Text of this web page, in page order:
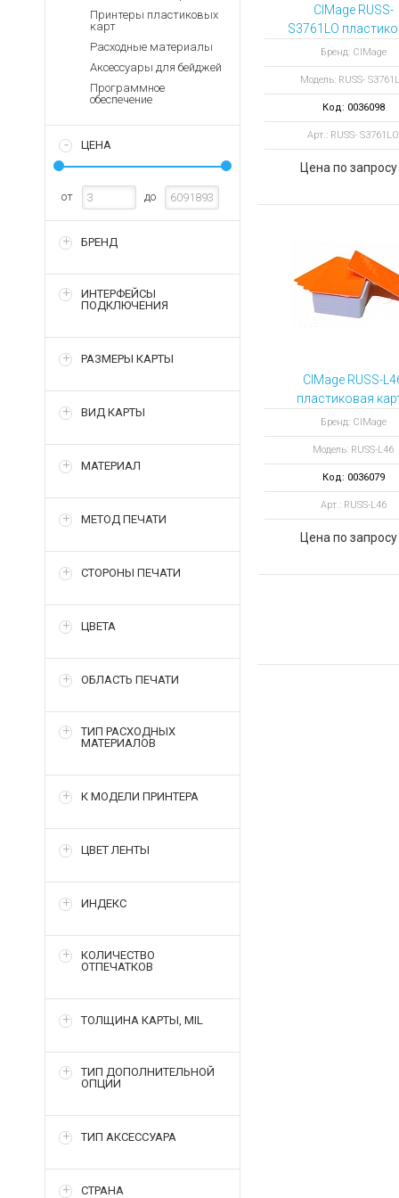
Запасные
части
Терминалы
оплаты
Архивные
Аккумуляторы для
Зарядные устройства
Архивные товары
Принтеры пластиковых
карт
Расходные материалы
Аксессуары для бейджей
Программное
обеспечение
ЦЕНА
от до
БРЕНД
ИНТЕРФЕЙСЫ
ПОДКЛЮЧЕНИЯ
РАЗМЕРЫ КАРТЫ
ВИД КАРТЫ
МАТЕРИАЛ
МЕТОД ПЕЧАТИ
СТОРОНЫ ПЕЧАТИ
ЦВЕТА
ОБЛАСТЬ ПЕЧАТИ
ТИП РАСХОДНЫХ
МАТЕРИАЛОВ
К МОДЕЛИ ПРИНТЕРА
ЦВЕТ ЛЕНТЫ
ИНДЕКС
КОЛИЧЕСТВО
ОТПЕЧАТКОВ
ТОЛЩИНА КАРТЫ, MIL
ТИП ДОПОЛНИТЕЛЬНОЙ
ОПЦИИ
ТИП АКСЕССУАРА
СТРАНА
CIMage RUSS-
S3761LO
карта с
полосой
Бренд: CIMage
Модель: RUSS-
Код: 0036098
Арт.: RUSS- S3761LO
Цена по запросу
CIMage RUSS-
пластиковая
цвет ярко-
Бренд: CIMage
Модель: RUSS-L46
Код: 0036079
Арт.: RUSS-L46
Цена по запросу